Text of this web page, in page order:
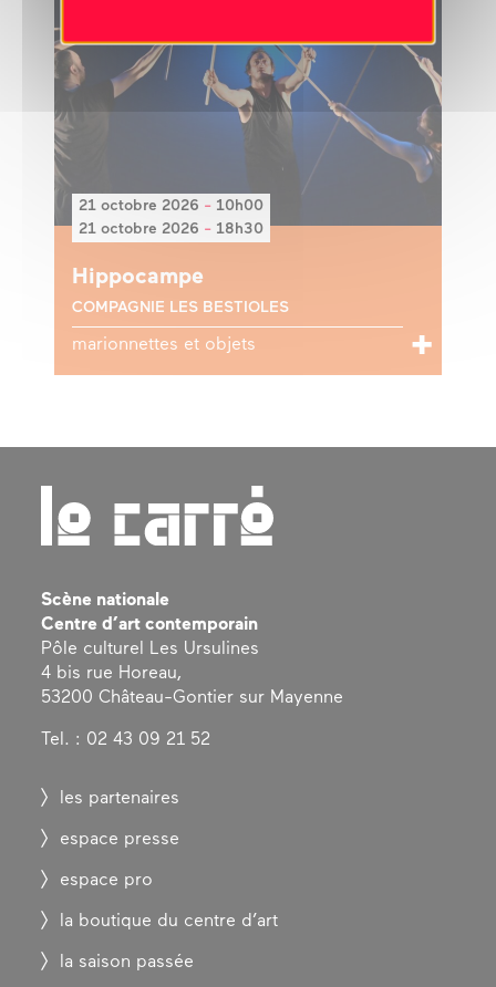
21 octobre 2026 - 10h00
21 octobre 2026 - 18h30
Hippocampe
COMPAGNIE LES BESTIOLES
marionnettes et objets
Scène nationale
Centre d’art contemporain
Pôle culturel Les Ursulines
4 bis rue Horeau,
53200 Château-Gontier sur Mayenne
Tel. : 02 43 09 21 52
les partenaires
espace presse
espace pro
la boutique du centre d’art
la saison passée